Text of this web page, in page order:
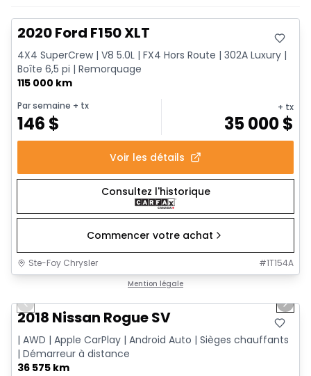
2020 Ford F150 XLT
4X4 SuperCrew | V8 5.0L | FX4 Hors Route | 302A Luxury |
Boîte 6,5 pi | Remorquage
115 000 km
Par semaine + tx
146 $
+ tx
35 000$
Voir les détails
Consultez l'historique
Commencer votre achat
Ste-Foy Chrysler #1T154A
Mention légale
Previous slide Next
2018 Nissan Rogue SV
| AWD | Apple CarPlay | Android Auto | Sièges chauffants
| Démarreur à distance
36 575 km